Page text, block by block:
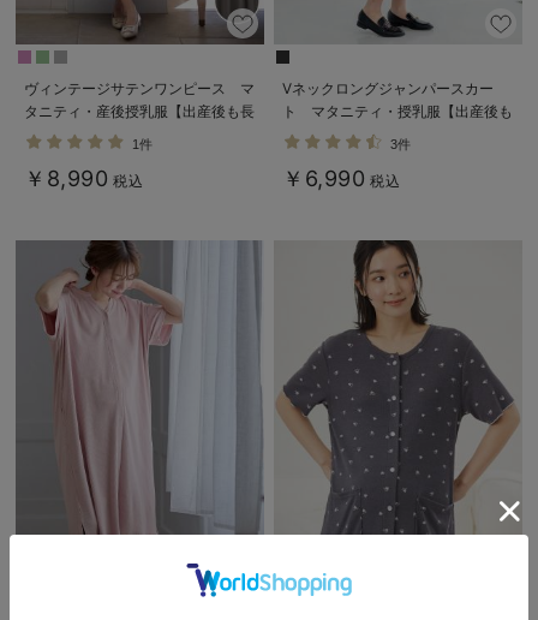
ヴィンテージサテンワンピース マ
タニティ・産後授乳服【出産後も長
く使える】
1件
￥8,990 税込
Vネックロングジャンパースカー
ト マタニティ・授乳服【出産後も
長く使える】
3件
￥6,990 税込